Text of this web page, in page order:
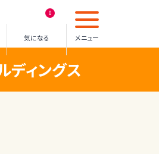
0
気になる メニュー
ィングス